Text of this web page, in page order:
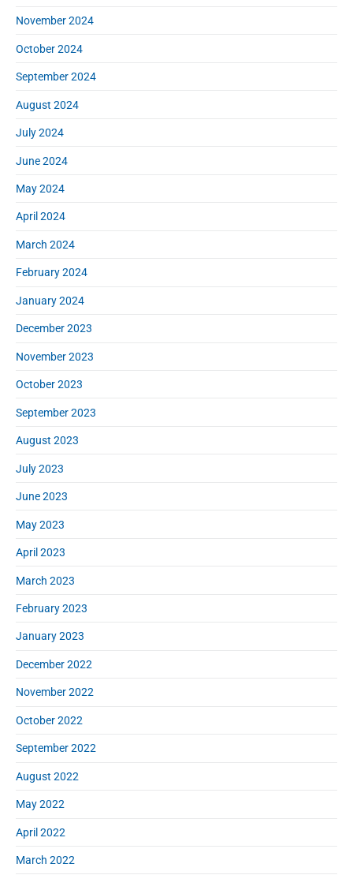
November 2024
October 2024
September 2024
August 2024
July 2024
June 2024
May 2024
April 2024
March 2024
February 2024
January 2024
December 2023
November 2023
October 2023
September 2023
August 2023
July 2023
June 2023
May 2023
April 2023
March 2023
February 2023
January 2023
December 2022
November 2022
October 2022
September 2022
August 2022
May 2022
April 2022
March 2022